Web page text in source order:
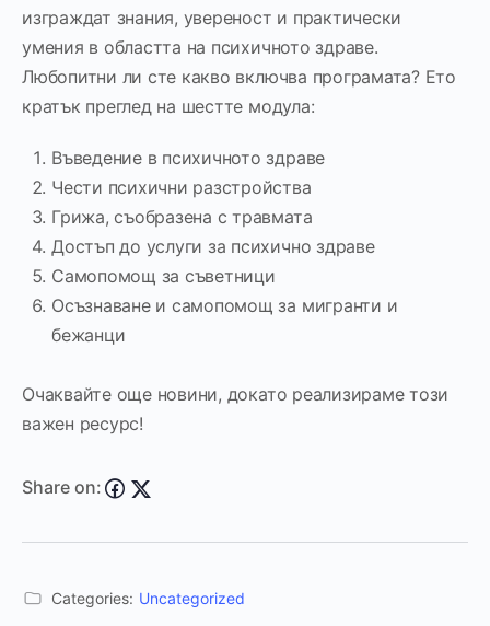
изграждат знания, увереност и практически
умения в областта на психичното здраве.
Любопитни ли сте какво включва програмата? Ето
кратък преглед на шестте модула:
Въведение в психичното здраве
Чести психични разстройства
Грижа, съобразена с травмата
Достъп до услуги за психично здраве
Самопомощ за съветници
Осъзнаване и самопомощ за мигранти и
бежанци
Очаквайте още новини, докато реализираме този
важен ресурс!
Share on:
Categories: Uncategorized